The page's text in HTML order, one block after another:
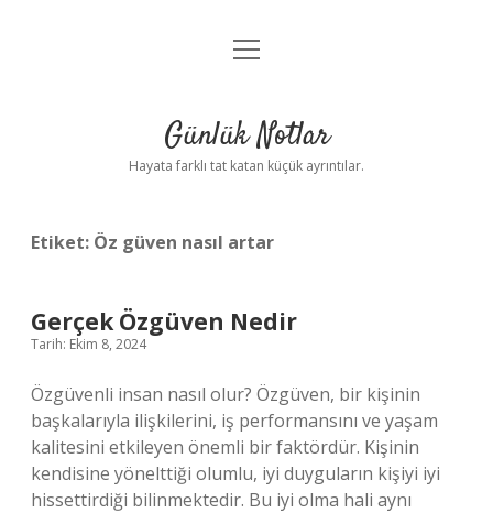
Anasayfa
Yasal Uyarı
menüyü
Günlük Notlar
Hayata farklı tat katan küçük ayrıntılar.
Etiket: Öz güven nasıl artar
Gerçek Özgüven Nedir
Tarih: Ekim 8, 2024
Özgüvenli insan nasıl olur? Özgüven, bir kişinin
başkalarıyla ilişkilerini, iş performansını ve yaşam
kalitesini etkileyen önemli bir faktördür. Kişinin
kendisine yönelttiği olumlu, iyi duyguların kişiyi iyi
hissettirdiği bilinmektedir. Bu iyi olma hali aynı